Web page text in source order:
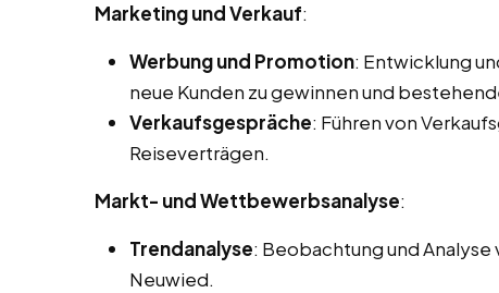
Marketing und Verkauf:
Werbung und Promotion: Entwicklung
neue Kunden zu gewinnen und
Verkaufsgespräche: Führen von
Reiseverträgen.
Markt- und Wettbewerbsanalyse:
Trendanalyse: Beobachtung und
Neuwied.